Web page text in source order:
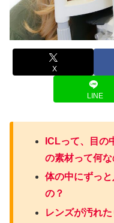
X
LINE
ICLって、目の
の素材って何な
体の中にずっ
の？
レンズが汚れ